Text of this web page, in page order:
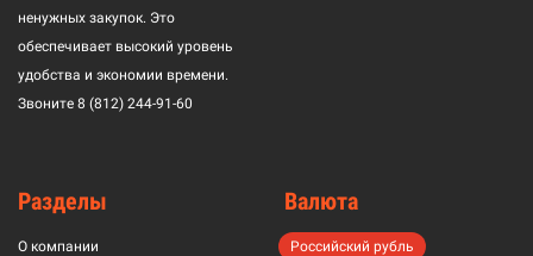
ненужных закупок. Это
обеспечивает высокий уровень
удобства и экономии времени.
Звоните 8 (812) 244-91-60
Разделы
О компании
Валюта
Российский рубль